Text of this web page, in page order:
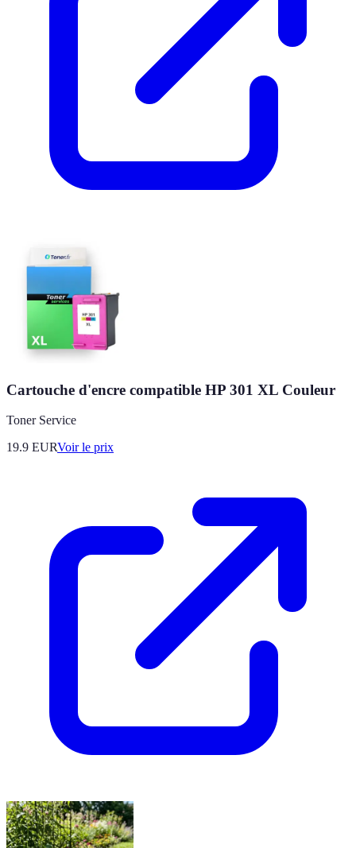
Cartouche d'encre compatible HP 301 XL Couleur
Toner Service
19.9 EURVoir le prix